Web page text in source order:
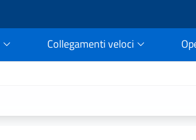
Collegamenti veloci